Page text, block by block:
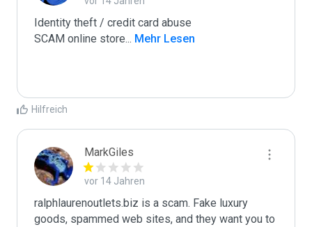
Identity theft / credit card abuse
SCAM online store... Mehr Lesen
Hilfreich
MarkGiles
vor 14 Jahren
ralphlaurenoutlets.biz is a scam. Fake luxury
goods, spammed web sites, and they want you to